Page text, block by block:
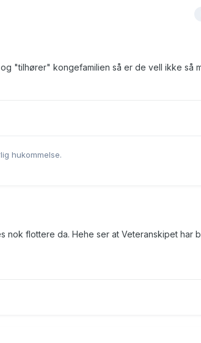
"tilhører" kongefamilien så er de vell ikke så
hukommelse.
nok flottere da. Hehe ser at Veteranskipet har